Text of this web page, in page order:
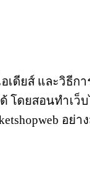
เดียส์ และวิธีก
ยสอนทำเว็บไ
อย่า